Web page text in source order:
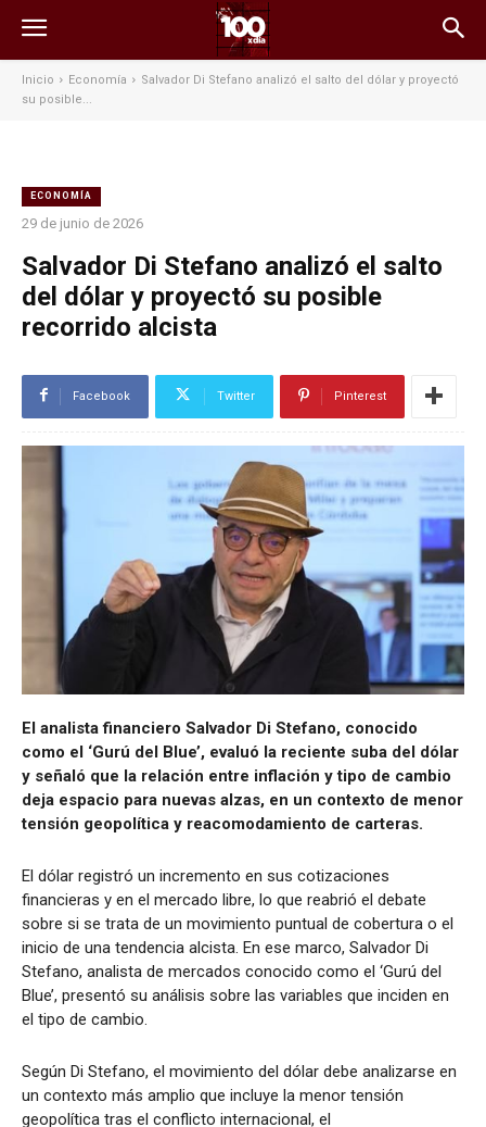
Inicio Economía
Salvador Di Stefano analizó el salto del dólar y proyectó
su posible...
ECONOMÍA
29 de junio de 2026
Salvador Di Stefano analizó el salto
del dólar y proyectó su posible
recorrido alcista
Facebook Twitter Pinterest
El analista financiero Salvador Di Stefano, conocido
como el ‘Gurú del Blue’, evaluó la reciente suba del dólar
y señaló que la relación entre inflación y tipo de cambio
deja espacio para nuevas alzas, en un contexto de menor
tensión geopolítica y reacomodamiento de carteras.
El dólar registró un incremento en sus cotizaciones
financieras y en el mercado libre, lo que reabrió el debate
sobre si se trata de un movimiento puntual de cobertura o el
inicio de una tendencia alcista. En ese marco, Salvador Di
Stefano, analista de mercados conocido como el ‘Gurú del
Blue’, presentó su análisis sobre las variables que inciden en
el tipo de cambio.
Según Di Stefano, el movimiento del dólar debe analizarse en
un contexto más amplio que incluye la menor tensión
geopolítica tras el conflicto internacional, el